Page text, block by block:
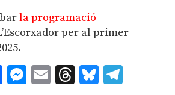
la programació
per al primer
Facebook
Messenger
EmailThreads
Bluesky